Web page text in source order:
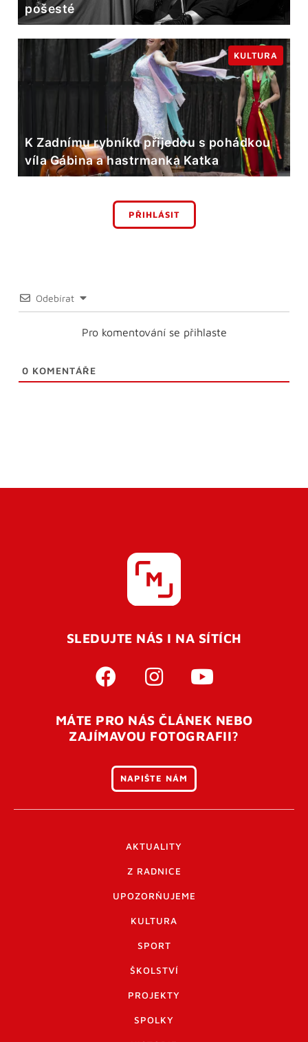
pošesté
K Zadnímu rybníku přijedou s pohádkou
víla Gábina a hastrmanka Katka
KULTURA
PŘIHLÁSIT
Odebírat
Pro komentování se přihlaste
0 KOMENTÁŘE
SLEDUJTE NÁS I NA SÍTÍCH
MÁTE PRO NÁS ČLÁNEK NEBO
ZAJÍMAVOU FOTOGRAFII?
NAPIŠTE NÁM
AKTUALITY
Z RADNICE
UPOZORŇUJEME
KULTURA
SPORT
ŠKOLSTVÍ
PROJEKTY
SPOLKY